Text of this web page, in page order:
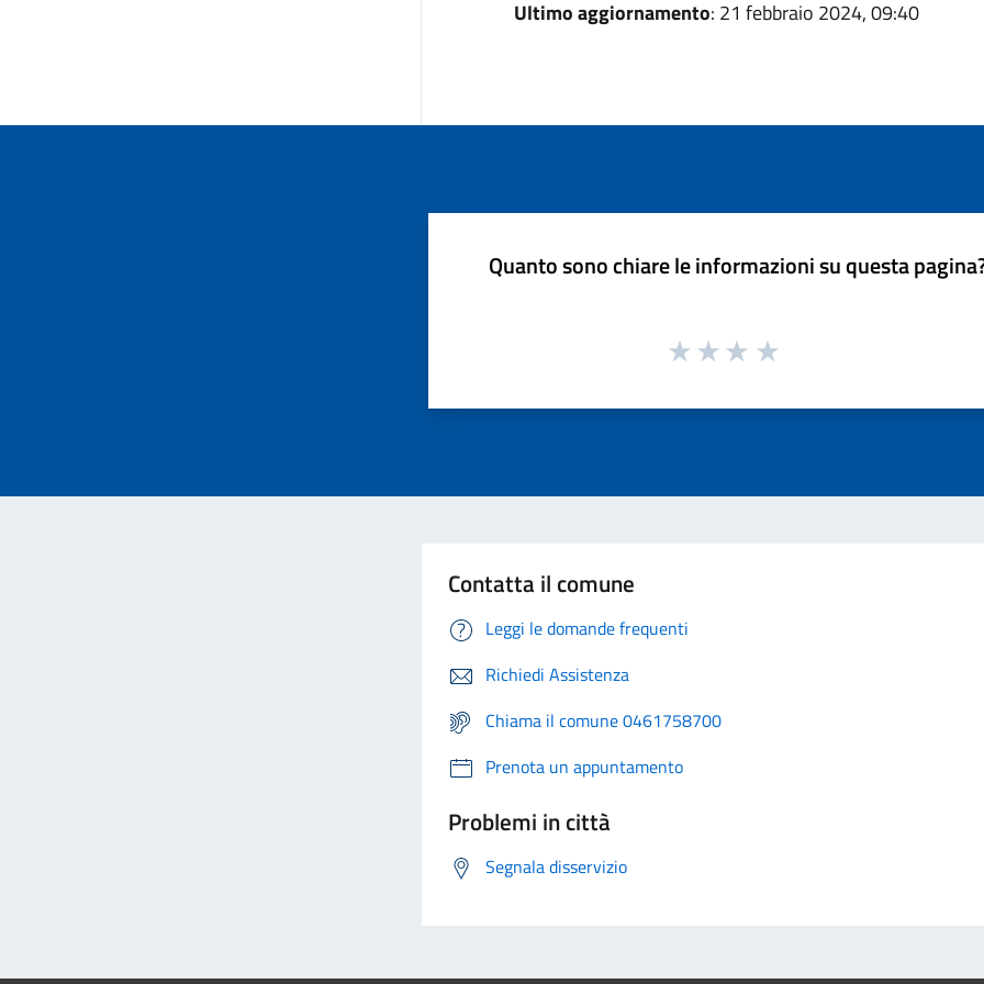
Ultimo aggiornamento: 21 febbraio 2024, 09:40
Quanto sono chiare le informazioni su questa
Contatta il comune
Leggi le domande frequenti
Richiedi Assistenza
Chiama il comune 0461758700
Prenota un appuntamento
Problemi in città
Segnala disservizio